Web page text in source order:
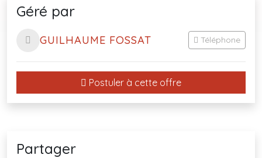
Géré par
GUILHAUME FOSSAT Téléphone
Postuler à cette offre
Partager